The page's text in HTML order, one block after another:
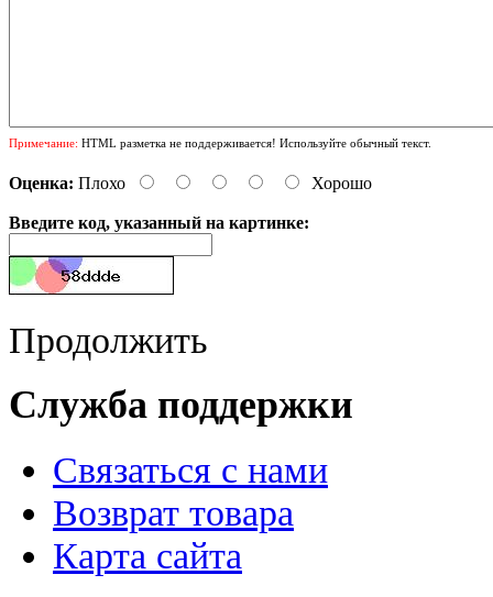
Примечание: HTML разметка не поддерживается! Используйте обычный текст.
Оценка: Плохо Хорошо
Введите код, указанный на картинке:
Продолжить
Служба поддержки
Связаться с нами
Возврат товара
Карта сайта